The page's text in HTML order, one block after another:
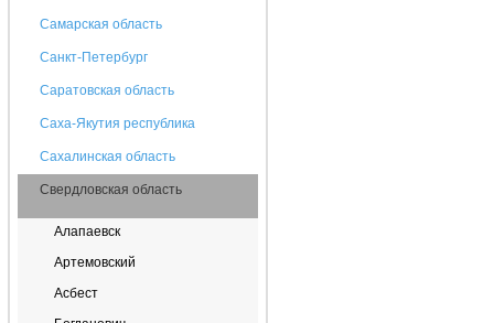
Самарская область
Санкт-Петербург
Саратовская область
Саха-Якутия республика
Сахалинская область
Свердловская область
Алапаевск
Артемовский
Асбест